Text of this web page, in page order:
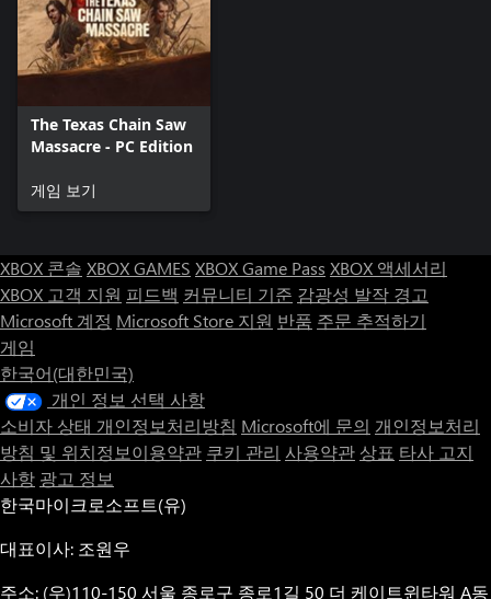
The Texas Chain Saw
Massacre - PC Edition
게임 보기
XBOX 콘솔 XBOX GAMES XBOX Game Pass XBOX 액세서리
XBOX 고객 지원 피드백 커뮤니티 기준 감광성 발작 경고
Microsoft 계정 Microsoft Store 지원 반품 주문 추적하기
게임
한국어(대한민국)
개인 정보 선택 사항
소비자 상태 개인정보처리방침 Microsoft에 문의 개인정보처리
방침 및 위치정보이용약관 쿠키 관리 사용약관 상표 타사 고지
사항 광고 정보
한국마이크로소프트(유)
대표이사: 조원우
주소: (우)110-150 서울 종로구 종로1길 50 더 케이트윈타워 A동